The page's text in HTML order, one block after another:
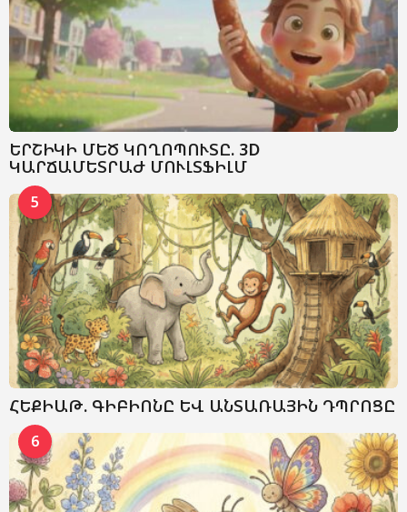
ԵՐՇԻԿԻ ՄԵԾ ԿՈՂՈՊՈՒՏԸ. 3D
ԿԱՐՃԱՄԵՏՐԱԺ ՄՈՒԼՏՖԻԼՄ
5
ՀԵՔԻԱԹ. ԳԻԲԻՈՆԸ ԵՎ ԱՆՏԱՌԱՅԻՆ ԴՊՐՈՑԸ
6